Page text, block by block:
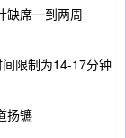
缺席一到两周
限制为14-17分钟
扬镳